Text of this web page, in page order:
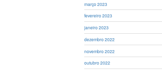
março 2023
fevereiro 2023
janeiro 2023
dezembro 2022
novembro 2022
outubro 2022